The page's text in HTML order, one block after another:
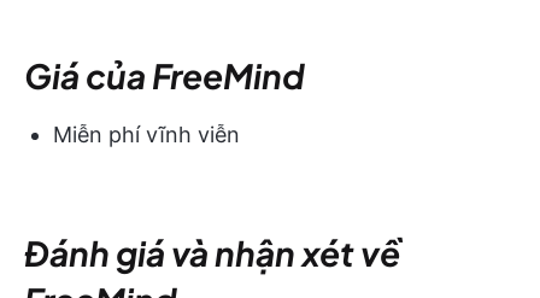
Giá của FreeMind
Miễn phí vĩnh viễn
Đánh giá và nhận xét về